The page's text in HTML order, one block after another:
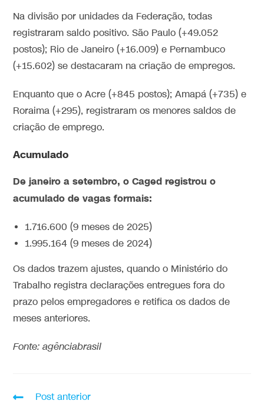
Na divisão por unidades da Federação, todas
registraram saldo positivo. São Paulo (+49.052
postos); Rio de Janeiro (+16.009) e Pernambuco
(+15.602) se destacaram na criação de empregos.
Enquanto que o Acre (+845 postos); Amapá (+735) e
Roraima (+295), registraram os menores saldos de
criação de emprego.
Acumulado
De janeiro a setembro, o Caged registrou o
acumulado de vagas formais:
1.716.600 (9 meses de 2025)
1.995.164 (9 meses de 2024)
Os dados trazem ajustes, quando o Ministério do
Trabalho registra declarações entregues fora do
prazo pelos empregadores e retifica os dados de
meses anteriores.
Fonte: agênciabrasil
Post anterior